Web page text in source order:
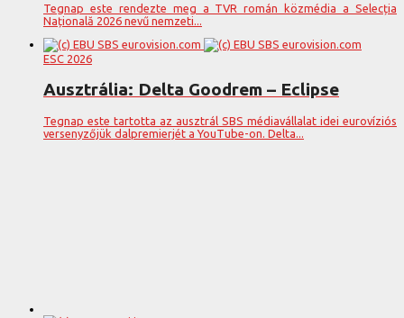
Tegnap este rendezte meg a TVR román közmédia a Selecția
Națională 2026 nevű nemzeti...
ESC 2026
Ausztrália: Delta Goodrem – Eclipse
Tegnap este tartotta az ausztrál SBS médiavállalat idei eurovíziós
versenyzőjük dalpremierjét a YouTube-on. Delta...